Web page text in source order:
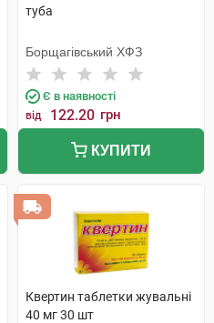
туба
Борщагівський ХФЗ
Є в наявності
від 122.20 грн
КУПИТИ
Квертин таблетки жувальні
40 мг 30 шт